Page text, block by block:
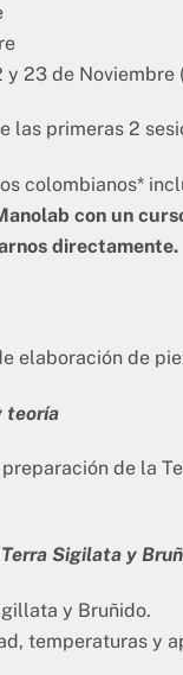
y 23 de
las primeras 2
colombianos*
con un
directamente.
elaboración de
teoría
de la
Sigilata y
y Bruñido.
temperaturas y